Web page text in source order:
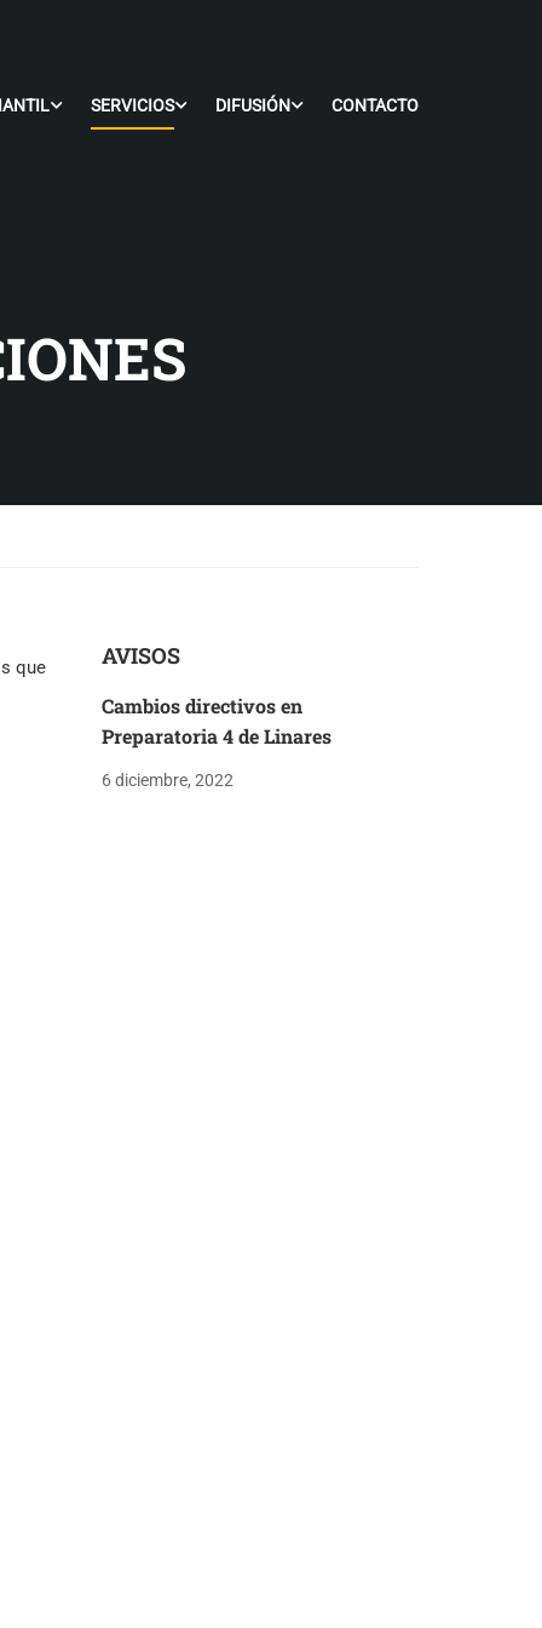
SERVICIOS DIFUSIÓN CONTACTO
que
AVISOS
Cambios directivos en
Preparatoria 4 de Linares
6 diciembre, 2022